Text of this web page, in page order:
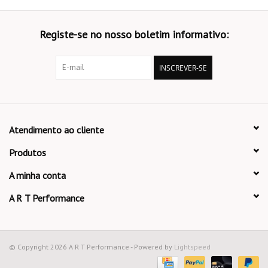
Registe-se no nosso boletim informativo:
INSCREVER-SE
Atendimento ao cliente
Produtos
A minha conta
A R T Performance
© Copyright 2026 A R T Performance - Powered by Lightspeed